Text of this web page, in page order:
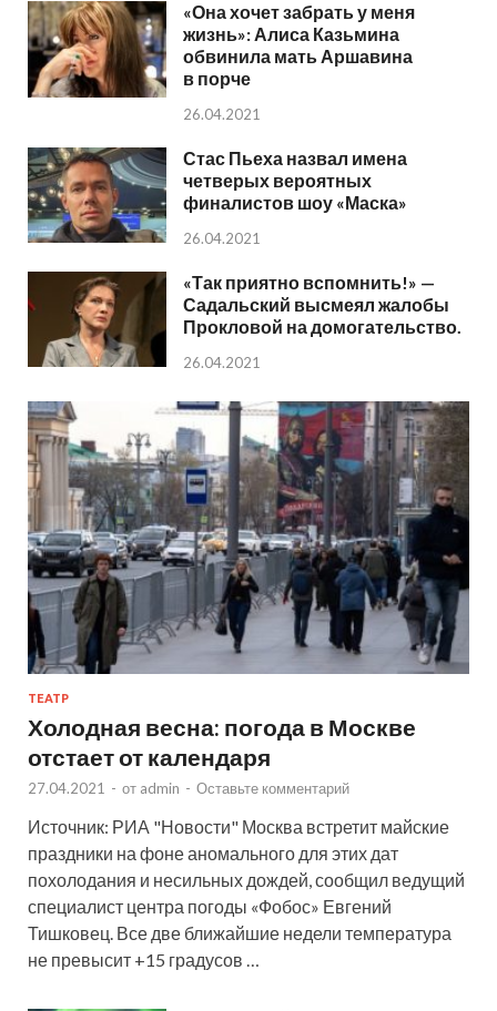
«Она хочет забрать у меня
жизнь»: Алиса Казьмина
обвинила мать Аршавина
в порче
26.04.2021
Стас Пьеха назвал имена
четверых вероятных
финалистов шоу «Маска»
26.04.2021
«Так приятно вспомнить!» —
Садальский высмеял жалобы
Прокловой на домогательство.
26.04.2021
ТЕАТР
Холодная весна: погода в Москве
отстает от календаря
27.04.2021 - от admin - Оставьте комментарий
Источник: РИА "Новости" Москва встретит майские
праздники на фоне аномального для этих дат
похолодания и несильных дождей, сообщил ведущий
специалист центра погоды «Фобос» Евгений
Тишковец. Все две ближайшие недели температура
не превысит +15 градусов …